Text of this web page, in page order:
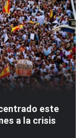
este
a la crisis